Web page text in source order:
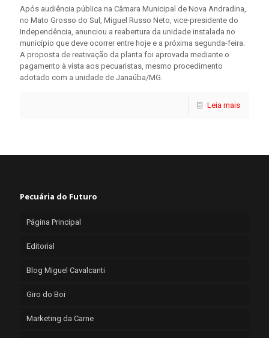
Após audiência pública na Câmara Municipal de Nova Andradina,
no Mato Grosso do Sul, Miguel Russo Neto, vice-presidente do
Independência, anunciou a reabertura da unidade instalada no
município que deve ocorrer entre hoje e a próxima segunda-feira.
A proposta de reativação da planta foi aprovada mediante o
pagamento à vista aos pecuaristas, mesmo procedimento
adotado com a unidade de Janaúba/MG.
Leia mais
Pecuária do Futuro
Página Principal
Editorial
Blog Miguel Cavalcanti
Giro do Boi
Marketing da Carne